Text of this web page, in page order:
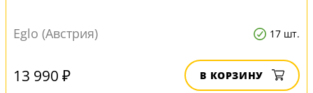
Eglo (Австрия) 17 шт.
13 990 ₽ В КОРЗИНУ